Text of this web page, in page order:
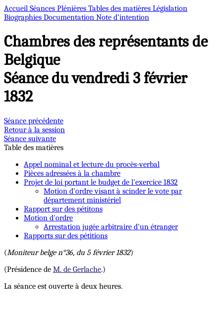
Accueil Séances Plénières Tables des matières Législation
Biographies Documentation Note d’intention
Chambres des représentants de
Belgique
Séance du vendredi 3 février
1832
Séance précédente
Retour à la session
Séance suivante
Table des matières
Appel nominal et lecture du procès-verbal
Pièces adressées à la chambre
Projet de loi portant le budget de l'exercice 1832
Motion d'ordre visant à scinder le vote par
département ministériel
Rapport sur des pétitons
Motion d'ordre
Arrestation jugée arbitraire d'un étranger
Rapports sur des pétitions
(Moniteur belge n°36, du 5 février 1832)
(Présidence de M. de Gerlache.)
La séance est ouverte à deux heures.